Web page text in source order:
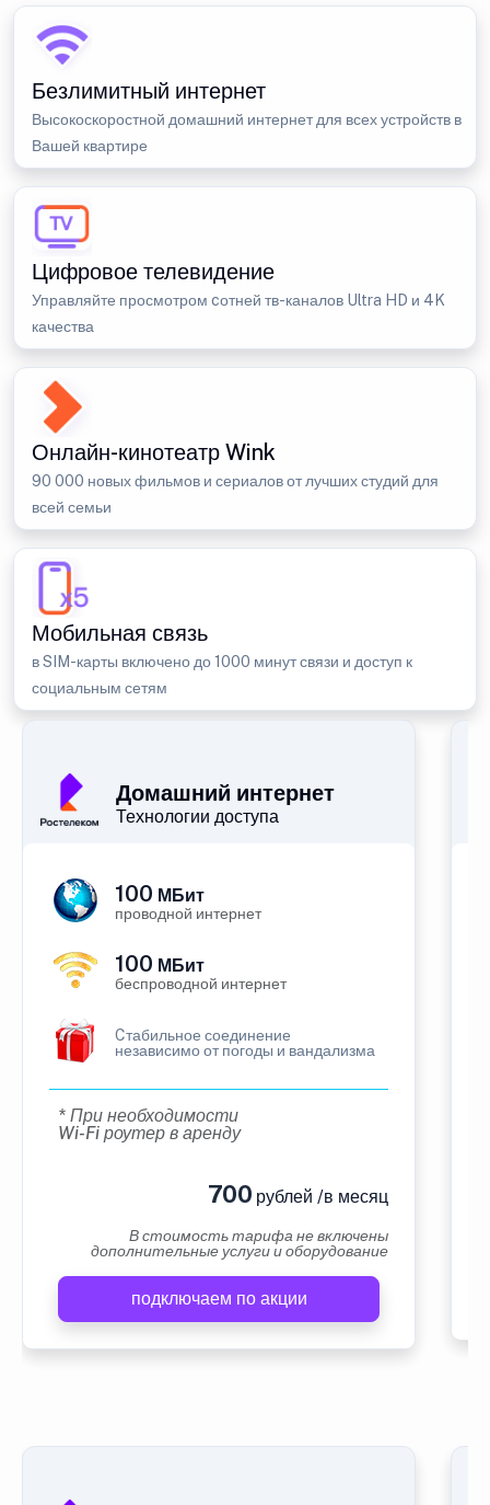
Безлимитный интернет
Высокоскоростной домашний интернет для всех устройств в
Вашей квартире
Цифровое телевидение
Управляйте просмотром cотней тв-каналов Ultra HD и 4K
качества
Онлайн-кинотеатр Wink
90 000 новых фильмов и сериалов от лучших студий для
всей семьи
Мобильная связь
в SIM-карты включено до 1000 минут связи и доступ к
социальным сетям
Домашний интернет
Технологии доступа
100 МБит
проводной интернет
100 МБит
беспроводной интернет
Cтабильное соединение
независимо от погоды и вандализма
* При необходимости
Wi-Fi роутер в аренду
700 рублей /в месяц
В стоимость тарифа не включены
дополнительные услуги и оборудование
подключаем по акции